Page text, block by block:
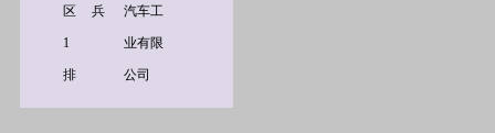
区
1
排
兵 汽车工
业有限
公司